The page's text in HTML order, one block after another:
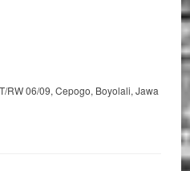
RW 06/09, Cepogo, Boyolali, Jawa